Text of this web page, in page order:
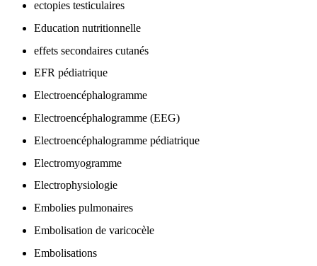
ectopies testiculaires
Education nutritionnelle
effets secondaires cutanés
EFR pédiatrique
Electroencéphalogramme
Electroencéphalogramme (EEG)
Electroencéphalogramme pédiatrique
Electromyogramme
Electrophysiologie
Embolies pulmonaires
Embolisation de varicocèle
Embolisations